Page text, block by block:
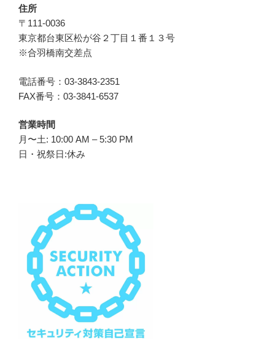
住所
〒111-0036
東京都台東区松が谷２丁目１番１３号
※合羽橋南交差点
電話番号：03-3843-2351
FAX番号：03-3841-6537
営業時間
月〜土: 10:00 AM – 5:30 PM
日・祝祭日:休み